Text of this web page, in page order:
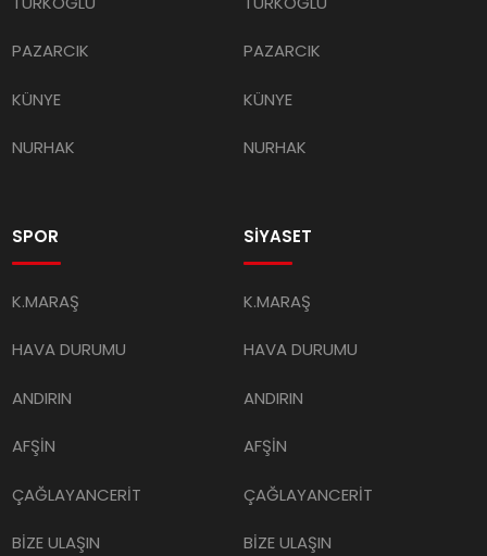
PAZARCIK
KÜNYE
NURHAK
PAZARCIK
KÜNYE
NURHAK
SPOR
K.MARAŞ
HAVA DURUMU
ANDIRIN
AFŞİN
ÇAĞLAYANCERİT
BİZE ULAŞIN
SİYASET
K.MARAŞ
HAVA DURUMU
ANDIRIN
AFŞİN
ÇAĞLAYANCERİT
BİZE ULAŞIN